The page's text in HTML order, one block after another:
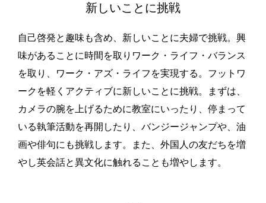
新しいことに挑戦
自己啓発と趣味も含め、新しいことに夫婦で挑戦。興
味があることに時間を取りワーク・ライフ・バランス
を取り、ワーク・アズ・ライフを実現する。フットワ
ークを軽くアクティブに新しいことに挑戦。まずは、
カメラの腕を上げるために教室にいったり、停まって
いる執筆活動を再開したり、バンジージャンプや、油
画や俳句にも挑戦します。また、外国人の友だちを増
やし英会話と異文化に触れることも増やします。